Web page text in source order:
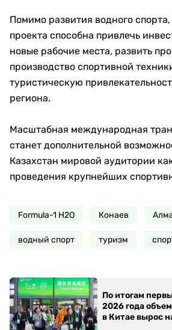
Помимо развития водного
проекта способна привлечь
новые рабочие места, развить
производство спортивной
туристическую
региона.
Масштабная международная
станет дополнительной
Казахстан мировой аудитории
проведения крупнейших
Formula-1 H2O Конаев
водный спорт туризм
По итогам
2026 года
в Китае вырос